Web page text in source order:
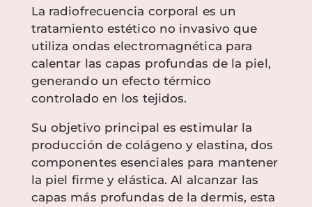
La radiofrecuencia corporal es un
tratamiento estético no invasivo que
utiliza ondas electromagnética para
calentar las capas profundas de la piel,
generando un efecto térmico
controlado en los tejidos.
Su objetivo principal es estimular la
producción de colágeno y elastina, dos
componentes esenciales para mantener
la piel firme y elástica. Al alcanzar las
capas más profundas de la dermis, esta